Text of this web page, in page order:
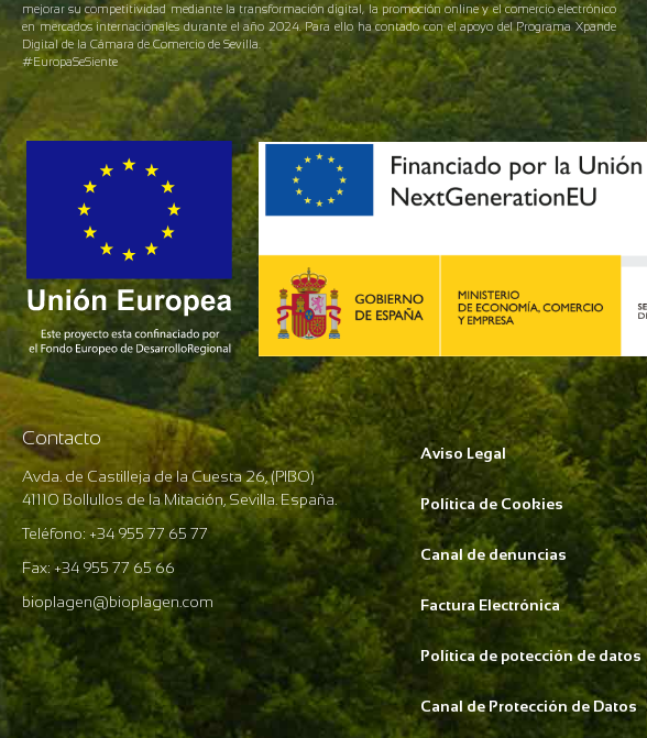
mejorar su competitividad mediante la transformación digital, la promoción online y el comercio electrónico
en mercados internacionales durante el año 2024. Para ello ha contado con el apoyo del Programa Xpande
Digital de la Cámara de Comercio de Sevilla.
#EuropaSeSiente
Contacto
Avda. de Castilleja de la Cuesta 26, (PIBO)
41110 Bollullos de la Mitación, Sevilla. España.
Teléfono: +34 955 77 65 77
Fax: +34 955 77 65 66
bioplagen@bioplagen.com
Aviso Legal
Política de Cookies
Canal de denuncias
Factura Electrónica
Política de potección de datos
Canal de Protección de Datos